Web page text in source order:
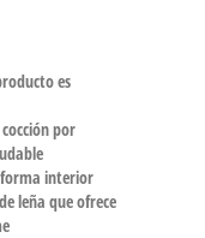
es
por
forma interior
leña que ofrece